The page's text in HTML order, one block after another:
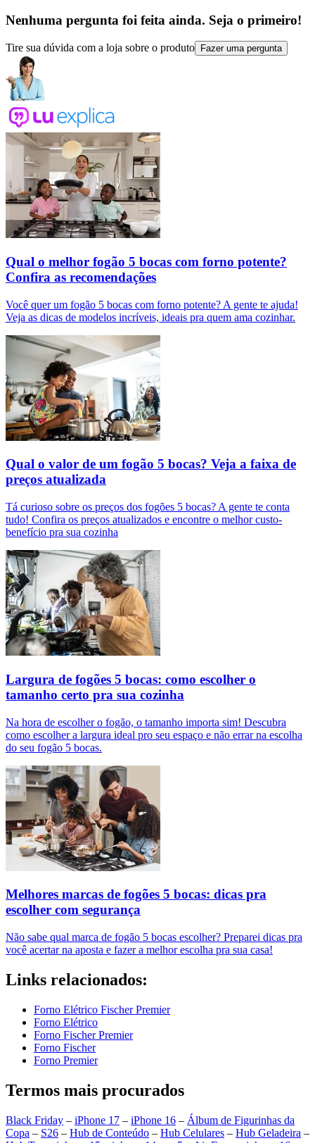
Nenhuma pergunta foi feita ainda. Seja o primeiro!
Tire sua dúvida com a loja sobre o produto Fazer uma pergunta
Qual o melhor fogão 5 bocas com forno potente?
Confira as recomendações
Você quer um fogão 5 bocas com forno potente? A gente te ajuda!
Veja as dicas de modelos incríveis, ideais pra quem ama cozinhar.
Qual o valor de um fogão 5 bocas? Veja a faixa de
preços atualizada
Tá curioso sobre os preços dos fogões 5 bocas? A gente te conta
tudo! Confira os preços atualizados e encontre o melhor custo-
benefício pra sua cozinha
Largura de fogões 5 bocas: como escolher o
tamanho certo pra sua cozinha
Na hora de escolher o fogão, o tamanho importa sim! Descubra
como escolher a largura ideal pro seu espaço e não errar na escolha
do seu fogão 5 bocas.
Melhores marcas de fogões 5 bocas: dicas pra
escolher com segurança
Não sabe qual marca de fogão 5 bocas escolher? Preparei dicas pra
você acertar na aposta e fazer a melhor escolha pra sua casa!
Links relacionados:
Forno Elétrico Fischer Premier
Forno Elétrico
Forno Fischer Premier
Forno Fischer
Forno Premier
Termos mais procurados
Black Friday – iPhone 17 – iPhone 16 – Álbum de Figurinhas da
Copa – S26 – Hub de Conteúdo – Hub Celulares – Hub Geladeira –